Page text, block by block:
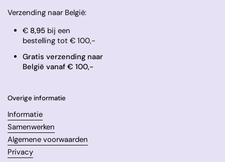
Verzending naar België:
€ 8,95bij een
bestelling tot € 100,-
Gratis verzending naar
België vanaf € 100,-
Overige informatie
Informatie
Samenwerken
Algemene voorwaarden
Privacy